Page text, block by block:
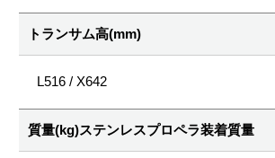
トランサム高(mm)
L516 / X642
質量(kg)ステンレスプロペラ装着質量